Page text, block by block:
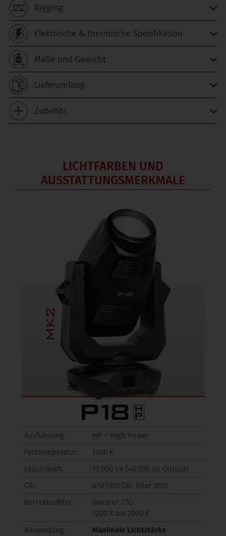
Rigging
Elektrische & thermische Spezifikation
Maße und Gewicht
Lieferumfang
Zubehör
LICHTFARBEN UND
AUSSTATTUNGSMERKMALE
Ausführung:
HP – High Power
Farbtemperatur:
7200 K
Leuchtkraft:
72.000 lm (40.000 lm Output)
CRI:
≥70 (mit CRI-Filter ≥85)
Korrekturfilter:
linearer CTO
7200 K bis 2900 K
Anwendung:
Maximale Lichtstärke